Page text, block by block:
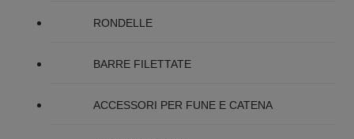
RONDELLE
BARRE FILETTATE
ACCESSORI PER FUNE E CATENA